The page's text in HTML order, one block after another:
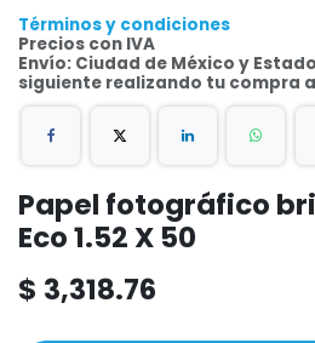
Términos y condiciones
Precios con IVA
Envío: Ciudad de México y
siguiente realizando tu compra
Papel fotográfico
Eco 1.52 X 50
$ 3,318.76